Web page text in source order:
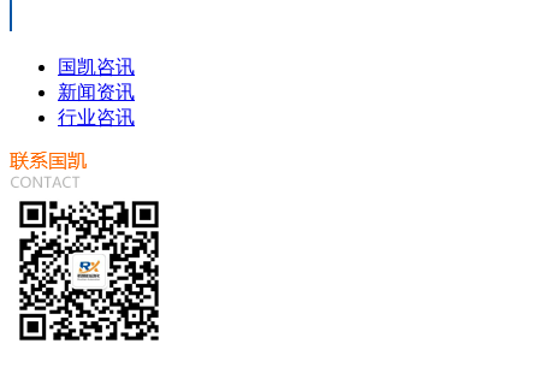
国凯咨讯
新闻资讯
行业咨讯